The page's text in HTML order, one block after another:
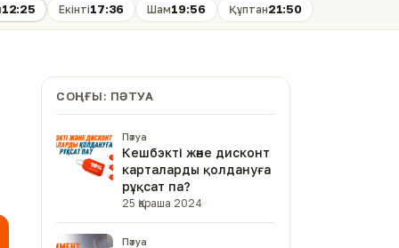
12:25 Екінті17:36 Шам19:56 Құптан21:50
СОҢҒЫ: ПӘТУА
Пәтуа
Кешбэкті және дисконт
карталарды қолдануға
рұқсат па?
25 Қараша 2024
Пәтуа